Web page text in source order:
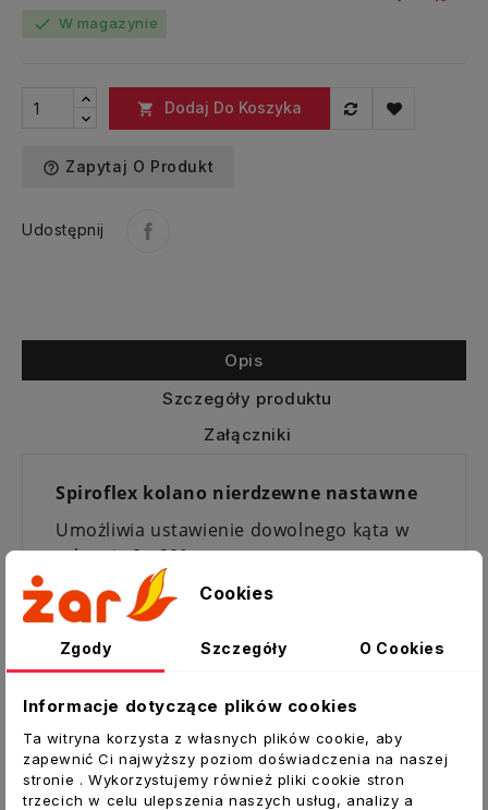
check W magazynie
 Dodaj Do Koszyka
help_outline Zapytaj O Produkt
Udostępnij
Opis
Szczegóły produktu
Załączniki
Spiroflex kolano nierdzewne nastawne
Umożliwia ustawienie dowolnego kąta w
zakresie 0 - 90°
Elementy wkładu kominowego wykonane
są ze stali nierdzewnej o grubości 0,5 mm.
Wszystkie części rurowe łączone są liniowo
Poszczególne elementy montowane są ze
sobą kielichowo.
Zastosowanie:
Cookies
Zgody Szczegóły O Cookies
Informacje dotyczące plików cookies
Ta witryna korzysta z własnych plików cookie, aby
zapewnić Ci najwyższy poziom doświadczenia na naszej
stronie . Wykorzystujemy również pliki cookie stron
trzecich w celu ulepszenia naszych usług, analizy a